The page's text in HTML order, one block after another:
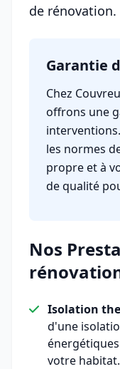
de rénovation.
Garantie
Chez
offrons une
les normes
propre et à
de qualité
Nos
Isolation
d'une
votre habitat.